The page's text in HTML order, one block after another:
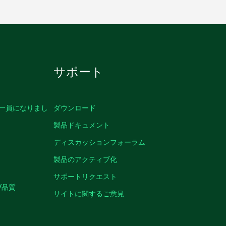
員になりまし
質
サポート
ダウンロード
製品ドキュメント
ディスカッションフォーラム
製品のアクティブ化
サポートリクエスト
サイトに関するご意見